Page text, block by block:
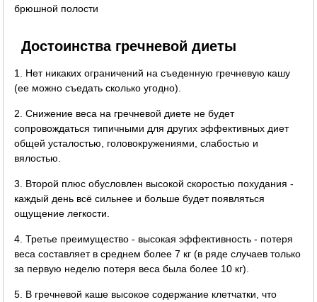
брюшной полости
Достоинства гречневой диеты
1. Нет никаких ограничений на съеденную гречневую кашу
(ее можно съедать сколько угодно).
2. Снижение веса на гречневой диете не будет
сопровождаться типичными для других эффективных диет
общей усталостью, головокружениями, слабостью и
вялостью.
3. Второй плюс обусловлен высокой скоростью похудания -
каждый день всё сильнее и больше будет появляться
ощущение легкости.
4. Третье преимущество - высокая эффективность - потеря
веса составляет в среднем более 7 кг (в ряде случаев только
за первую неделю потеря веса была более 10 кг).
5. В гречневой каше высокое содержание клетчатки, что